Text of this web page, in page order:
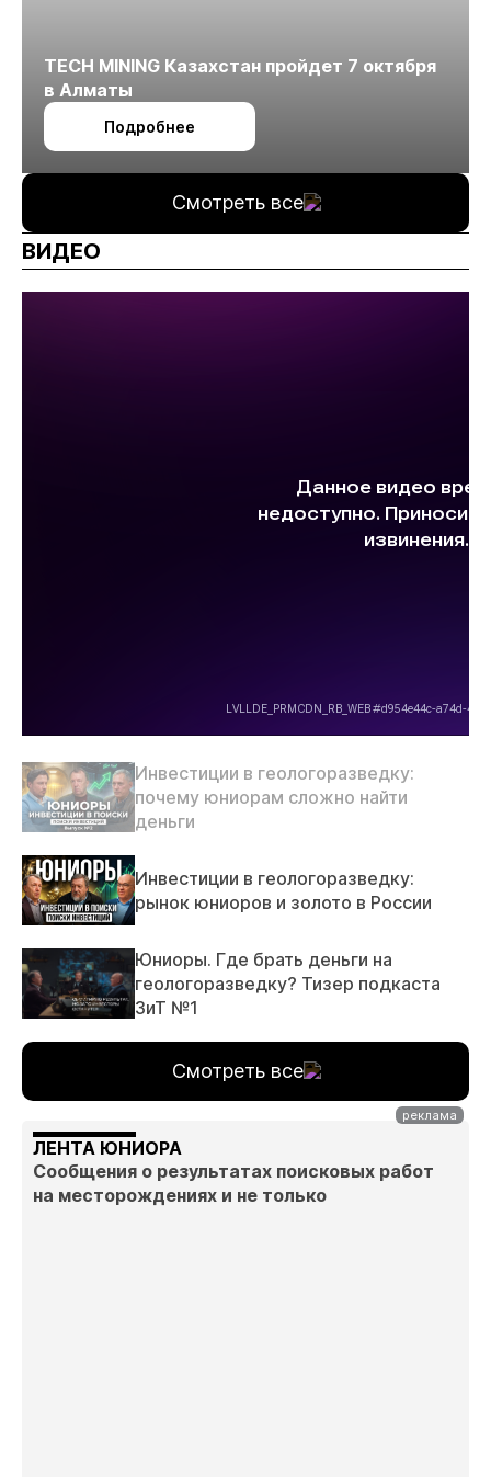
TECH MINING Казахстан пройдет 7 октября
в Алматы
Подробнее
Смотреть все
ВИДЕО
Инвестиции в геологоразведку:
почему юниорам сложно найти
деньги
Инвестиции в геологоразведку:
рынок юниоров и золото в России
Юниоры. Где брать деньги на
геологоразведку? Тизер подкаста
ЗиТ №1
Смотреть все
ЛЕНТА ЮНИОРА
Сообщения о результатах поисковых работ
на месторождениях и не только